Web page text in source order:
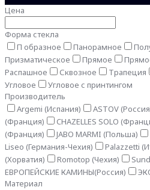
Цена
Форма стекла
П образное
Панорамное
Призматическое
Прямое
Распашное
Сквозное Трапеция
Угловое
Угловое с принтингом
Производитель
Argemi (Испания)
ASTOV
(Франция)
CHAZELLES SOLO
(Франция)
JABO MARMI (Польша)
Liseo (Германия-Чехия)
Palazzetti
(Хорватия)
Romotop (Чехия)
ЕВРОПЕЙСКИЕ КАМИНЫ(Россия)
Материал